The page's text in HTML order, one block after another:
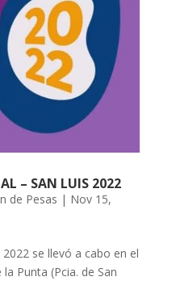
– SAN LUIS 2022
de Pesas | Nov 15,
se llevó a cabo en el
Punta (Pcia. de San